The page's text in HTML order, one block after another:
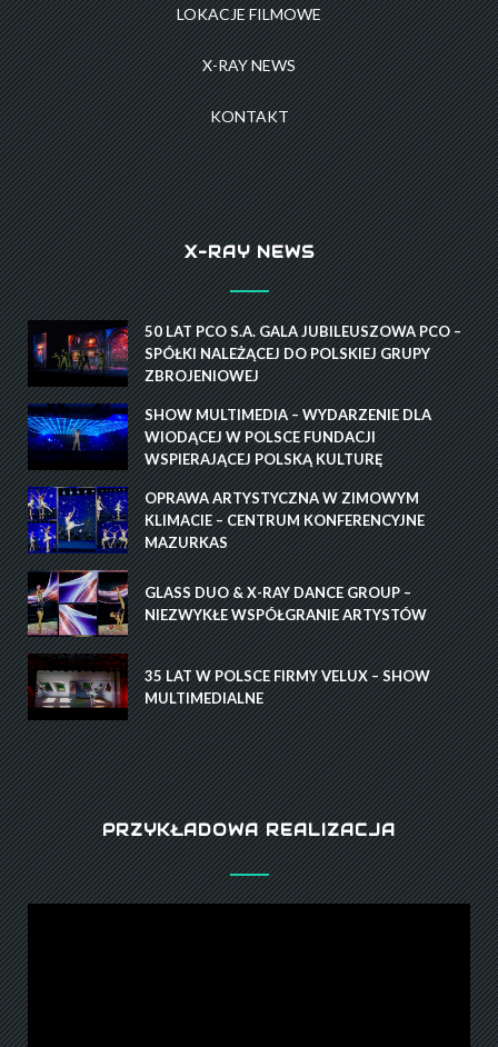
LOKACJE FILMOWE
X-RAY NEWS
KONTAKT
X-RAY NEWS
50 LAT PCO S.A. GALA JUBILEUSZOWA PCO –
SPÓŁKI NALEŻĄCEJ DO POLSKIEJ GRUPY
ZBROJENIOWEJ
SHOW MULTIMEDIA – WYDARZENIE DLA
WIODĄCEJ W POLSCE FUNDACJI
WSPIERAJĄCEJ POLSKĄ KULTURĘ
OPRAWA ARTYSTYCZNA W ZIMOWYM
KLIMACIE – CENTRUM KONFERENCYJNE
MAZURKAS
GLASS DUO & X-RAY DANCE GROUP –
NIEZWYKŁE WSPÓŁGRANIE ARTYSTÓW
35 LAT W POLSCE FIRMY VELUX – SHOW
MULTIMEDIALNE
PRZYKŁADOWA REALIZACJA